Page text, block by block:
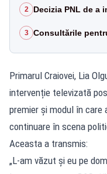
2 Decizia PNL de a
3 Consultările
Primarul Craiovei, Lia
intervenție televizată
premier și modul în
continuare în scena
Aceasta a transmis:
„L-am văzut și eu pe